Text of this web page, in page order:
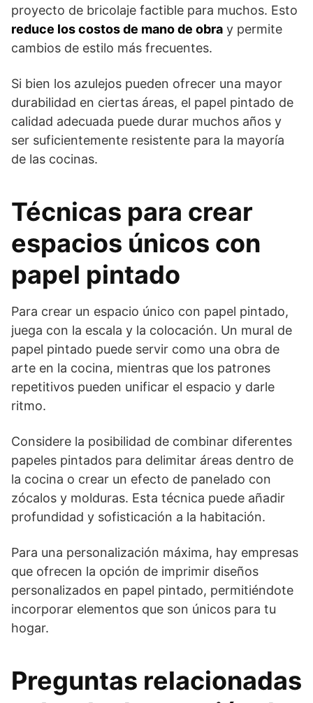
proyecto de bricolaje factible para muchos. Esto
reduce los costos de mano de obra y permite
cambios de estilo más frecuentes.
Si bien los azulejos pueden ofrecer una mayor
durabilidad en ciertas áreas, el papel pintado de
calidad adecuada puede durar muchos años y
ser suficientemente resistente para la mayoría
de las cocinas.
Técnicas para crear
espacios únicos con
papel pintado
Para crear un espacio único con papel pintado,
juega con la escala y la colocación. Un mural de
papel pintado puede servir como una obra de
arte en la cocina, mientras que los patrones
repetitivos pueden unificar el espacio y darle
ritmo.
Considere la posibilidad de combinar diferentes
papeles pintados para delimitar áreas dentro de
la cocina o crear un efecto de panelado con
zócalos y molduras. Esta técnica puede añadir
profundidad y sofisticación a la habitación.
Para una personalización máxima, hay empresas
que ofrecen la opción de imprimir diseños
personalizados en papel pintado, permitiéndote
incorporar elementos que son únicos para tu
hogar.
Preguntas relacionadas